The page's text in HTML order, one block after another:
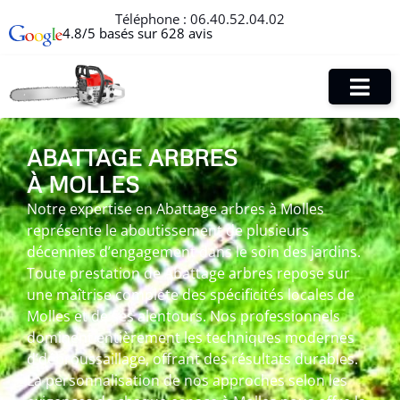
Téléphone : 06.40.52.04.02
4.8/5 basés sur 628 avis
ABATTAGE ARBRES
À MOLLES
Notre expertise en Abattage arbres à Molles
représente le aboutissement de plusieurs
décennies d’engagement dans le soin des jardins.
Toute prestation de Abattage arbres repose sur
une maîtrise complète des spécificités locales de
Molles et de ses alentours. Nos professionnels
dominent entièrement les techniques modernes
d’débroussaillage, offrant des résultats durables.
La personnalisation de nos approches selon les